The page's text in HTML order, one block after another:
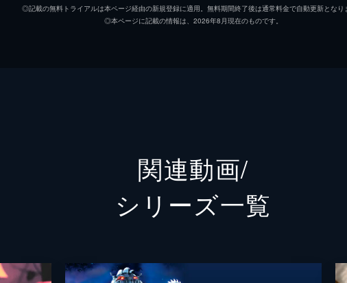
フリッジ／ムース・フィンバー
ベサニー（高校生）
スペンサー（高校生） アレ
◎記載の無料トライアルは本ページ経由の新規登録に適用。無料期間終了後は通常料金で自動更新となり
◎本ページに記載の情報は、2026年8月現在のものです。
関連動画/
シリーズ⼀覧